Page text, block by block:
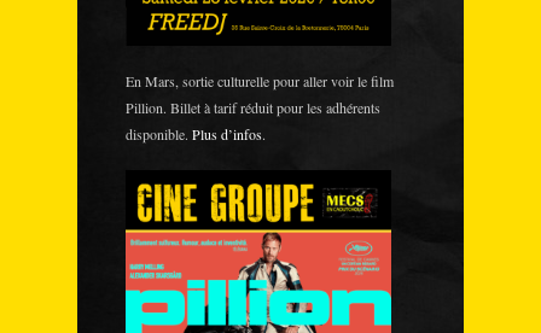
En Mars, sortie culturelle pour aller voir le film
Pillion. Billet à tarif réduit pour les adhérents
disponible. Plus d’infos.